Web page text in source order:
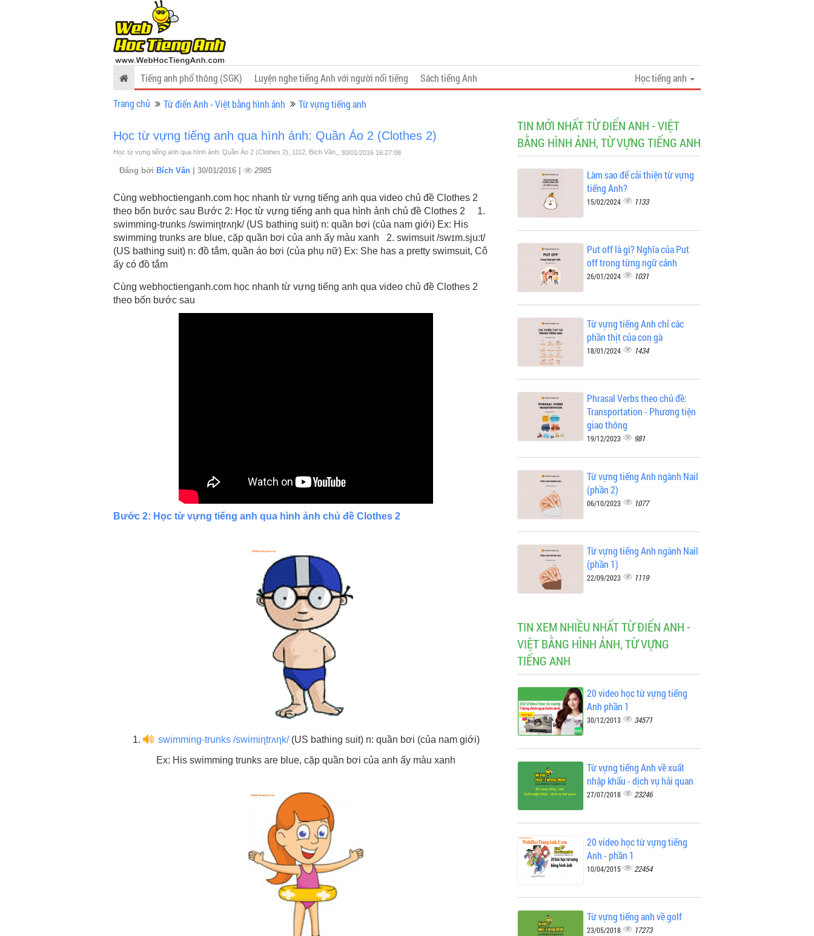
Tiếng anh phổ thông (SGK) Luyện nghe tiếng Anh với người nổi tiếng Sách tiếng Anh
Học tiếng anh
Trang chủ
Từ điển Anh - Việt bằng hình ảnh Từ vựng tiếng anh
Học từ vựng tiếng anh qua hình ảnh: Quần Áo 2 (Clothes 2)
Học từ vựng tiếng anh qua hình ảnh: Quần Áo 2 (Clothes 2), 1112, Bích Vân, , 30/01/2016 16:27:08
Đăng bởi Bích Vân | 30/01/2016 | 2985
Cùng webhoctienganh.com học nhanh từ vựng tiếng anh qua video chủ đề Clothes 2
theo bốn bước sau Bước 2: Học từ vựng tiếng anh qua hình ảnh chủ đề Clothes 2 1.
swimming-trunks /swimiɳtrʌηk/ (US bathing suit) n: quần bơi (của nam giới) Ex: His
swimming trunks are blue, cặp quần bơi của anh ấy màu xanh 2. swimsuit /swɪm.sju:t/
(US bathing suit) n: đồ tắm, quần áo bơi (của phụ nữ) Ex: She has a pretty swimsuit, Cô
ấy có đồ tắm
Cùng webhoctienganh.com học nhanh từ vựng tiếng anh qua video chủ đề Clothes 2
theo bốn bước sau
Bước 2: Học từ vựng tiếng anh qua hình ảnh chủ đề Clothes 2
1. swimming-trunks /swimiɳtrʌηk/(US bathing suit) n: quần bơi (của nam giới)
Ex: His swimming trunks are blue, cặp quần bơi của anh ấy màu xanh
TIN MỚI NHẤT TỪ ĐIỂN ANH - VIỆT
BẰNG HÌNH ẢNH, TỪ VỰNG TIẾNG ANH
Làm sao để cải thiện từ vựng
tiếng Anh?
15/02/2024 1133
Put off là gì? Nghĩa của Put
off trong từng ngữ cảnh
26/01/2024 1031
Từ vựng tiếng Anh chỉ các
phần thịt của con gà
18/01/2024 1434
Phrasal Verbs theo chủ đề:
Transportation - Phương tiện
giao thông
19/12/2023 981
Từ vựng tiếng Anh ngành Nail
(phần 2)
06/10/2023 1077
Từ vựng tiếng Anh ngành Nail
(phần 1)
22/09/2023 1119
TIN XEM NHIỀU NHẤT TỪ ĐIỂN ANH -
VIỆT BẰNG HÌNH ẢNH, TỪ VỰNG
TIẾNG ANH
20 video học từ vựng tiếng
Anh phần 1
30/12/2013 34571
Từ vựng tiếng Anh về xuất
nhập khẩu - dịch vụ hải quan
27/07/2018 23246
20 video học từ vựng tiếng
Anh - phần 1
10/04/2015 22454
Từ vựng tiếng anh về golf
23/05/2018 17273